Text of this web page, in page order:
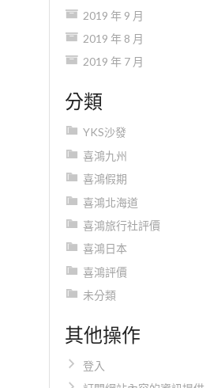
2019 年 9 月
2019 年 8 月
2019 年 7 月
分類
YKS沙發
喜鴻九州
喜鴻假期
喜鴻北海道
喜鴻旅行社評價
喜鴻日本
喜鴻評價
未分類
其他操作
登入